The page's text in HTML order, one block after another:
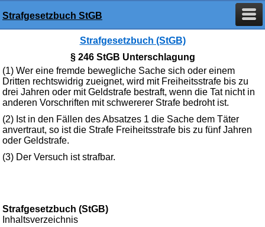
Strafgesetzbuch StGB
Strafgesetzbuch (StGB)
§ 246 StGB Unterschlagung
(1) Wer eine fremde bewegliche Sache sich oder einem
Dritten rechtswidrig zueignet, wird mit Freiheitsstrafe bis zu
drei Jahren oder mit Geldstrafe bestraft, wenn die Tat nicht in
anderen Vorschriften mit schwererer Strafe bedroht ist.
(2) Ist in den Fällen des Absatzes 1 die Sache dem Täter
anvertraut, so ist die Strafe Freiheitsstrafe bis zu fünf Jahren
oder Geldstrafe.
(3) Der Versuch ist strafbar.
Strafgesetzbuch (StGB)
Inhaltsverzeichnis